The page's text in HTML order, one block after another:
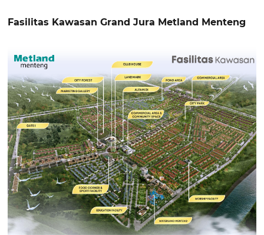
Fasilitas Kawasan Grand Jura Metland Menteng